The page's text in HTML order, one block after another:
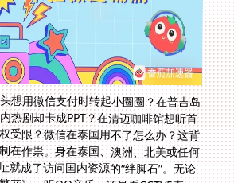
想用微信支付时转起小圈圈？在普吉岛
热剧却卡成PPT？在清迈咖啡馆想听首
受限？微信在泰国用不了怎么办？这背
在作祟。身在泰国、澳洲、北美或任何
就成了访问国内资源的“绊脚石”。无论
花》、听QQ音乐，还是看CCTV5直